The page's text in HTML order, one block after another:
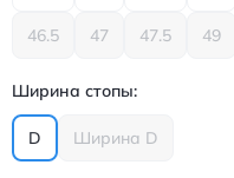
46.5 47 47.5 49
Ширина стопы:
D Ширина D